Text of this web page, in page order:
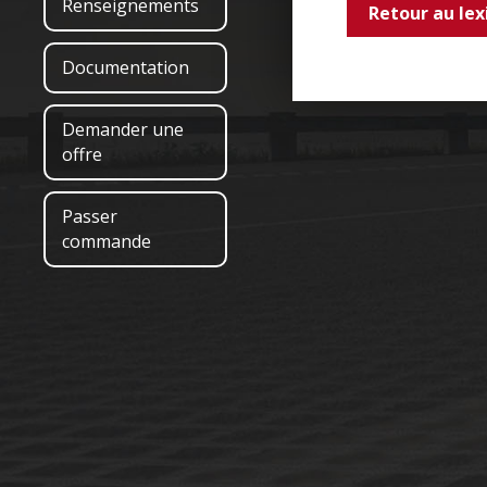
Renseignements
Documentation
Demander une
offre
Passer
commande
Retour au